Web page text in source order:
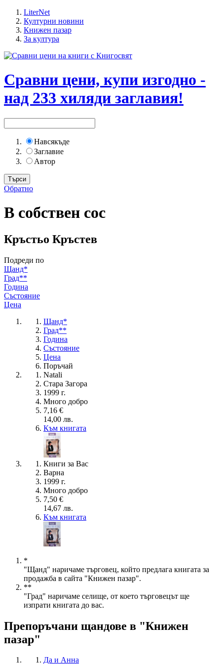
LiterNet
Културни новини
Книжен пазар
За култура
Сравни цени, купи изгодно -
над 233 хиляди заглавия!
Навсякъде
Заглавие
Автор
Обратно
В собствен сос
Кръстьо Кръстев
Подреди по
Щанд*
Град**
Година
Състояние
Цена
Щанд*
Град**
Година
Състояние
Цена
Поръчай
Natali
Стара Загора
1999 г.
Много добро
7,16 €
14,00 лв.
Към книгата
Книги за Вас
Варна
1999 г.
Много добро
7,50 €
14,67 лв.
Към книгата
*
"Щанд" наричаме търговец, който предлага книгата за
продажба в сайта "Книжен пазар".
**
"Град" наричаме селище, от което търговецът ще
изпрати книгата до вас.
Препоръчани щандове в "Книжен
пазар"
Да и Анна